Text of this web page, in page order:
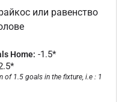
или равенство
Home: -1.5*
of 1.5 goals in the fixture, i.e : 1